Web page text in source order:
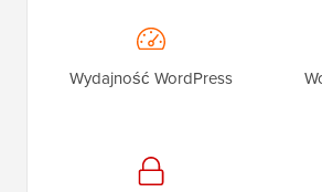
Wydajność WordPress